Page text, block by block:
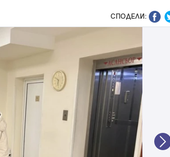
СПОДЕЛИ: